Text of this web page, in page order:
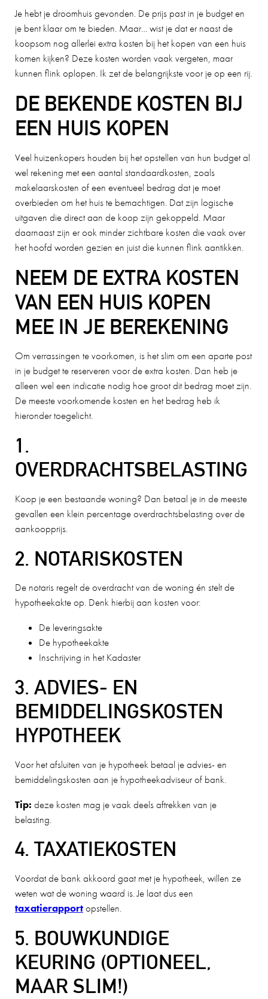
Je hebt je droomhuis gevonden. De prijs past in je budget en
je bent klaar om te bieden. Maar… wist je dat er naast de
koopsom nog allerlei extra kosten bij het kopen van een huis
komen kijken? Deze kosten worden vaak vergeten, maar
kunnen flink oplopen. Ik zet de belangrijkste voor je op een rij.
DE BEKENDE KOSTEN BIJ
EEN HUIS KOPEN
Veel huizenkopers houden bij het opstellen van hun budget al
wel rekening met een aantal standaardkosten, zoals
makelaarskosten of een eventueel bedrag dat je moet
overbieden om het huis te bemachtigen. Dat zijn logische
uitgaven die direct aan de koop zijn gekoppeld. Maar
daarnaast zijn er ook minder zichtbare kosten die vaak over
het hoofd worden gezien en juist die kunnen flink aantikken.
NEEM DE EXTRA KOSTEN
VAN EEN HUIS KOPEN
MEE IN JE BEREKENING
Om verrassingen te voorkomen, is het slim om een aparte post
in je budget te reserveren voor de extra kosten. Dan heb je
alleen wel een indicatie nodig hoe groot dit bedrag moet zijn.
De meeste voorkomende kosten en het bedrag heb ik
hieronder toegelicht.
1.
OVERDRACHTSBELASTING
Koop je een bestaande woning? Dan betaal je in de meeste
gevallen een klein percentage overdrachtsbelasting over de
aankoopprijs.
2. NOTARISKOSTEN
De notaris regelt de overdracht van de woning én stelt de
hypotheekakte op. Denk hierbij aan kosten voor:
De leveringsakte
De hypotheekakte
Inschrijving in het Kadaster
3. ADVIES- EN
BEMIDDELINGSKOSTEN
HYPOTHEEK
Voor het afsluiten van je hypotheek betaal je advies- en
bemiddelingskosten aan je hypotheekadviseur of bank.
Tip: deze kosten mag je vaak deels aftrekken van je
belasting.
4. TAXATIEKOSTEN
Voordat de bank akkoord gaat met je hypotheek, willen ze
weten wat de woning waard is. Je laat dus een
taxatierapportopstellen.
5. BOUWKUNDIGE
KEURING (OPTIONEEL,
MAAR SLIM!)